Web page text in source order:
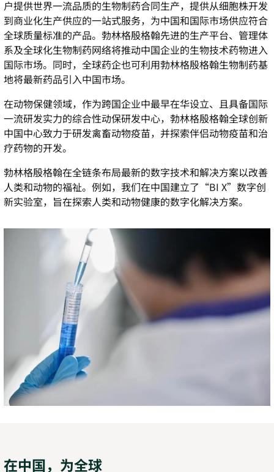
户提供世界一流品质的生物制药合同生产，提供从细胞株开发
到商业化生产供应的一站式服务，为中国和国际市场供应符合
全球质量标准的产品。勃林格殷格翰先进的生产平台、管理体
系及全球化生物制药网络将推动中国企业的生物技术药物进入
国际市场。同时，全球药企也可利用勃林格殷格翰生物制药基
地将最新药品引入中国市场。
在动物保健领域，作为跨国企业中最早在华设立、且具备国际
一流研发实力的综合性动保研发中心，勃林格殷格翰全球创新
中国中心致力于研发禽畜动物疫苗，并探索伴侣动物疫苗和治
疗药物的开发。
勃林格殷格翰在全链条布局最新的数字技术和解决方案以改善
人类和动物的福祉。例如，我们在中国建立了 “BI X” 数字创
新实验室，旨在探索人类和动物健康的数字化解决方案。
在中国，为全球